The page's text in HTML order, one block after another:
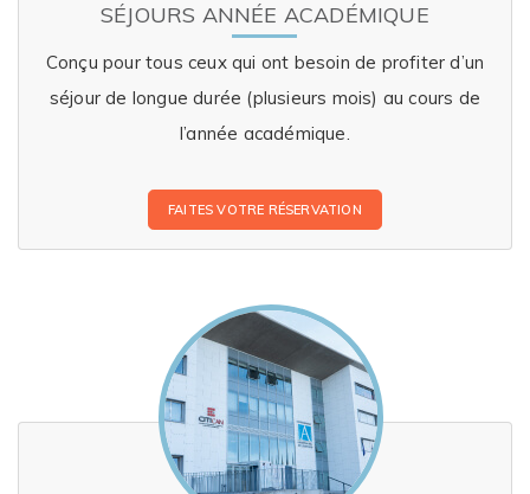
SÉJOURS ANNÉE ACADÉMIQUE
Conçu pour tous ceux qui ont besoin de profiter d’un
séjour de longue durée (plusieurs mois) au cours de
l’année académique.
FAITES VOTRE RÉSERVATION